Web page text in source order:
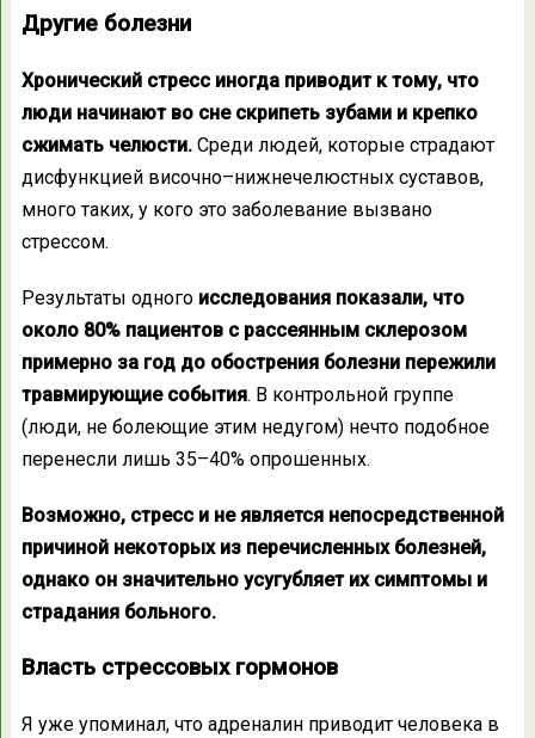
Другие болезни
Хронический стресс иногда приводит к тому, что
люди начинают во сне скрипеть зубами и крепко
сжимать челюсти. Среди людей, которые страдают
дисфункцией височно–нижнечелюстных суставов,
много таких, у кого это заболевание вызвано
стрессом.
Результаты одного исследования показали, что
около 80% пациентов с рассеянным склерозом
примерно за год до обострения болезни пережили
травмирующие события. В контрольной группе
(люди, не болеющие этим недугом) нечто подобное
перенесли лишь 35–40% опрошенных.
Возможно, стресс и не является непосредственной
причиной некоторых из перечисленных болезней,
однако он значительно усугубляет их симптомы и
страдания больного.
Власть стрессовых гормонов
Я уже упоминал, что адреналин приводит человека в